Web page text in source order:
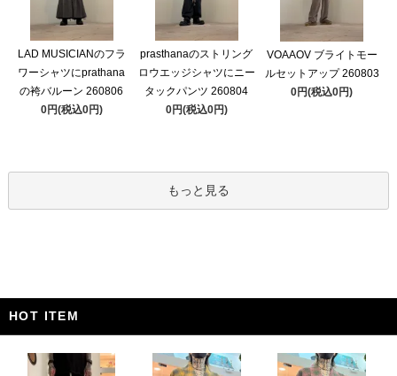
LAD MUSICIANのフラ
ワーシャツにprathana
の袴バルーン 260806
0円(税込0円)
prasthanaのストリング
ロウエッジシャツにニー
タックパンツ 260804
0円(税込0円)
VOAAOV ブライトモー
ルセットアップ 260803
0円(税込0円)
もっと見る
HOT ITEM